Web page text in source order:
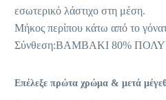
εσωτερικό λάστιχο στη μέση.
Μήκος περίπου κάτω από το
Σύνθεση:ΒΑΜΒΑΚΙ 80%
Επέλεξε πρώτα χρώμα & μετά